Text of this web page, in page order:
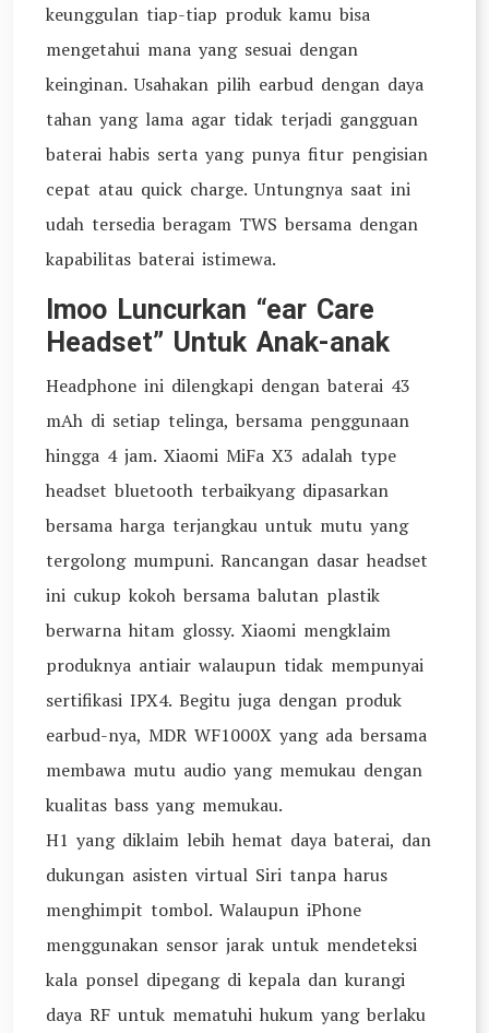
keunggulan tiap-tiap produk kamu bisa
mengetahui mana yang sesuai dengan
keinginan. Usahakan pilih earbud dengan daya
tahan yang lama agar tidak terjadi gangguan
baterai habis serta yang punya fitur pengisian
cepat atau quick charge. Untungnya saat ini
udah tersedia beragam TWS bersama dengan
kapabilitas baterai istimewa.
Imoo Luncurkan “ear Care
Headset” Untuk Anak-anak
Headphone ini dilengkapi dengan baterai 43
mAh di setiap telinga, bersama penggunaan
hingga 4 jam. Xiaomi MiFa X3 adalah type
headset bluetooth terbaikyang dipasarkan
bersama harga terjangkau untuk mutu yang
tergolong mumpuni. Rancangan dasar headset
ini cukup kokoh bersama balutan plastik
berwarna hitam glossy. Xiaomi mengklaim
produknya antiair walaupun tidak mempunyai
sertifikasi IPX4. Begitu juga dengan produk
earbud-nya, MDR WF1000X yang ada bersama
membawa mutu audio yang memukau dengan
kualitas bass yang memukau.
H1 yang diklaim lebih hemat daya baterai, dan
dukungan asisten virtual Siri tanpa harus
menghimpit tombol. Walaupun iPhone
menggunakan sensor jarak untuk mendeteksi
kala ponsel dipegang di kepala dan kurangi
daya RF untuk mematuhi hukum yang berlaku